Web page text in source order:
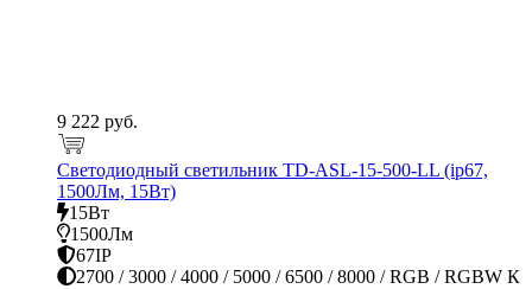
9 222 руб.
Светодиодный светильник TD-ASL-15-500-LL (ip67,
1500Лм, 15Вт)
15Вт
1500Лм
67IP
2700 / 3000 / 4000 / 5000 / 6500 / 8000 / RGB / RGBW К